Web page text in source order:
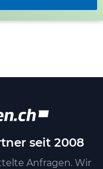
seit 2008
Anfragen. Wir